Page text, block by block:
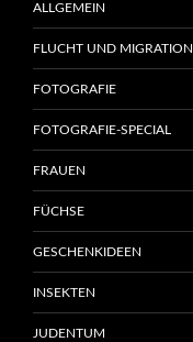
ALLGEMEIN
FLUCHT UND MIGRATION
FOTOGRAFIE
FOTOGRAFIE-SPECIAL
FRAUEN
FÜCHSE
GESCHENKIDEEN
INSEKTEN
JUDENTUM